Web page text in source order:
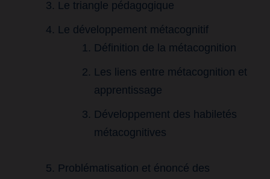
Le triangle pédagogique
Le développement métacognitif
Définition de la métacognition
Les liens entre métacognition et
apprentissage
Développement des habiletés
métacognitives
Problématisation et énoncé des